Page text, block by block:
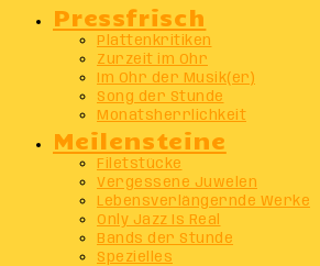
Pressfrisch
Plattenkritiken
Zurzeit im Ohr
Im Ohr der Musik(er)
Song der Stunde
Monatsherrlichkeit
Meilensteine
Filetstücke
Vergessene Juwelen
Lebensverlängernde Werke
Only Jazz Is Real
Bands der Stunde
Spezielles